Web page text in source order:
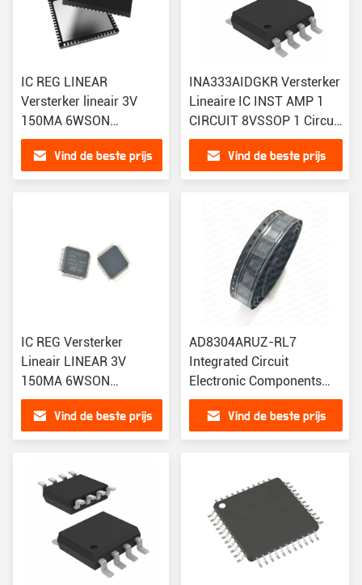
IC REG LINEAR
Versterker lineair 3V
150MA 6WSON
TPS70930DRVR
Vind de beste prijs
INA333AIDGKR Versterker
Lineaire IC INST AMP 1
CIRCUIT 8VSSOP 1 Circuit
Rail-to-Rail 8-VSSOP
Vind de beste prijs
IC REG Versterker
Lineair LINEAR 3V
150MA 6WSON
TPS70930DRVR
Vind de beste prijs
AD8304ARUZ-RL7
Integrated Circuit
Electronic Components
AD8304ARUZ-RL7 IC
LOGARITMIC CONVERTER
Ondersteuning BOM lijst
Vind de beste prijs